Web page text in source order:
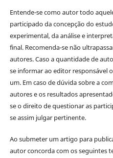
Entende-se como autor todo
participado da concepção do
experimental, da análise e
final. Recomenda-se não
autores. Caso a quantidade de
se informar ao editor responsável
um. Em caso de dúvida sobre a
autores e os resultados
se o direito de questionar as
se assim julgar pertinente.
Ao submeter um artigo para
autor concorda com os seguintes